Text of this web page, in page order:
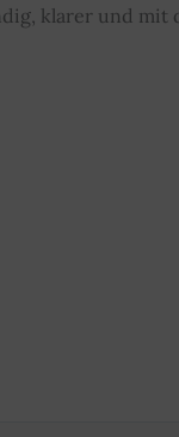
klarer und